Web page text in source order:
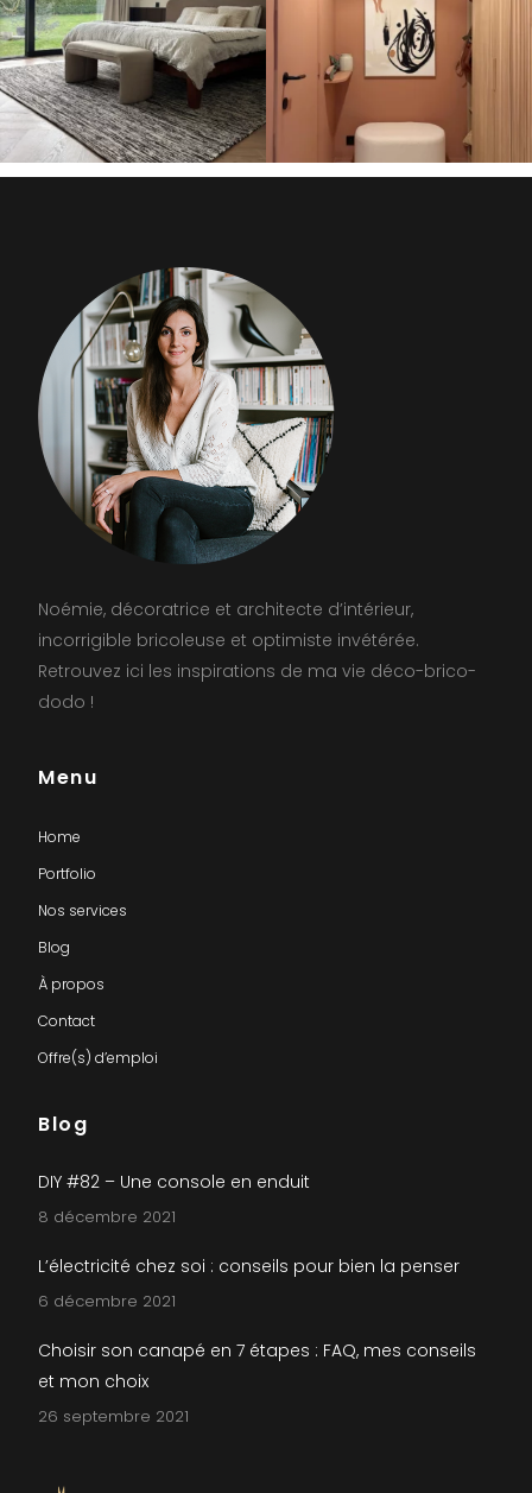
Noémie, décoratrice et architecte d’intérieur,
incorrigible bricoleuse et optimiste invétérée.
Retrouvez ici les inspirations de ma vie déco-brico-
dodo !
Menu
Home
Portfolio
Nos services
Blog
À propos
Contact
Offre(s) d’emploi
Blog
DIY #82 – Une console en enduit
8 décembre 2021
L’électricité chez soi : conseils pour bien la penser
6 décembre 2021
Choisir son canapé en 7 étapes : FAQ, mes conseils
et mon choix
26 septembre 2021